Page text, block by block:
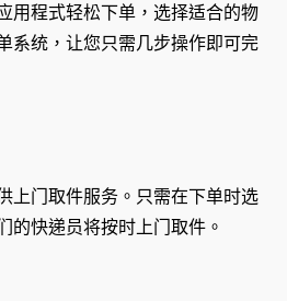
用程式轻松下单，选择适合的物
系统，让您只需几步操作即可完
上门取件服务。只需在下单时选
的快递员将按时上门取件。